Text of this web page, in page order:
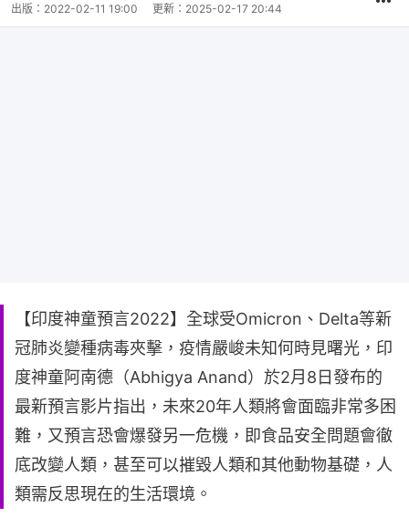
出版： 2022-02-11 19:00 更新： 2025-02-17 20:44
【印度神童預言2022】全球受Omicron、Delta等新
冠肺炎變種病毒夾擊，疫情嚴峻未知何時見曙光，印
度神童阿南德（Abhigya Anand）於2月8日發布的
最新預言影片指出，未來20年人類將會面臨非常多困
難，又預言恐會爆發另一危機，即食品安全問題會徹
底改變人類，甚至可以摧毀人類和其他動物基礎，人
類需反思現在的生活環境。